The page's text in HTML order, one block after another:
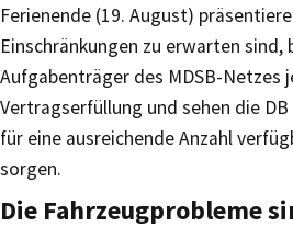
Ferienende (19. August)
Einschränkungen zu erwarten sind,
Aufgabenträger des MDSB-
Vertragserfüllung und sehen die
für eine ausreichende Anzahl
sorgen.
Die Fahrzeugprobleme